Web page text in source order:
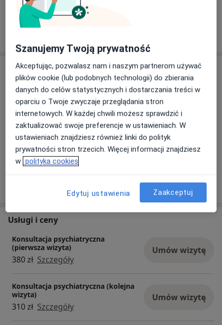
Aktualności
lek. Małgorzata Sulewska
3 Maja 30/21, 81-364 Gdynia
Informacja dla Pacjentów
Pierwsza wizyta wymaga rezerwacji dwóch
następujących po sobie terminów, co pozwala na
przeprowadzenie pełnego wywiadu i diagnostyki.
Jednocześnie informujemy, że Pani Doktor
medycznie uzasadnionych przypadkach, zgodnie
zdrowia Pacjenta podczas konsultacji.
18/06/2026
Usługi i ceny
Konsultacja psychiatryczna
(pierwsza wizyta)
380 zł Szczegóły
Umów wizytę
Konsultacja psychiatryczna (kolejna
wizyta)
310 zł Szczegóły
Umów wizytę
Szanujemy Twoją prywatność
Akceptując, pozwalasz nam i naszym partnerom używać
plików cookie (lub podobnych technologii) do zbierania
danych do celów statystycznych i dostarczania treści w
oparciu o Twoje zwyczaje przeglądania stron
internetowych. W każdej chwili możesz sprawdzić i
zaktualizować swoje preferencje w ustawieniach. W
ustawieniach znajdziesz również linki do polityk
prywatności stron trzecich. Więcej informacji znajdziesz
w polityka cookies
Edytuj ustawienia Zaakceptuj